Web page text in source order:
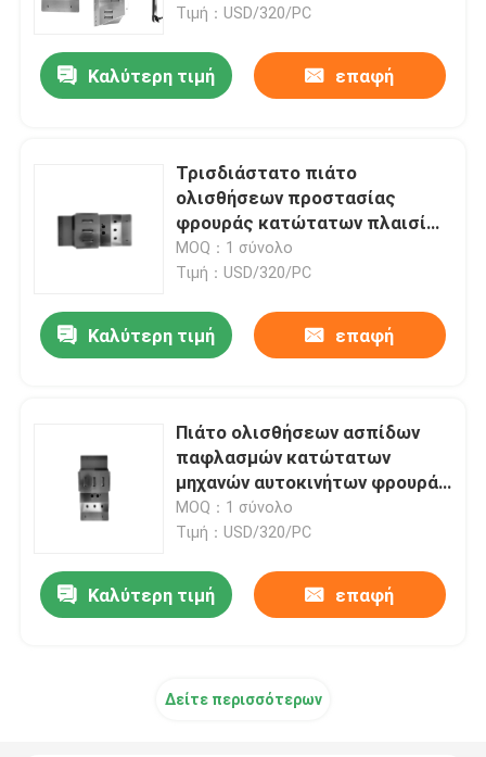
αυτοκινήτου κάτω κινητήρα
Τιμή：USD/320/PC
Καλύτερη τιμή επαφή
Τρισδιάστατο πιάτο
ολισθήσεων προστασίας
φρουράς κατώτατων πλαισίων
αυτοκινήτων JUNXI για την
ΠΕΡΊΠΟΛΟ Y62
MOQ：1 σύνολο
Τιμή：USD/320/PC
Καλύτερη τιμή επαφή
Πιάτο ολισθήσεων ασπίδων
παφλασμών κατώτατων
μηχανών αυτοκινήτων φρουράς
πλαισίων 5MM για την
ΠΕΡΙΠΟΛΟ Y62
MOQ：1 σύνολο
Τιμή：USD/320/PC
Καλύτερη τιμή επαφή
Δείτε περισσότερων